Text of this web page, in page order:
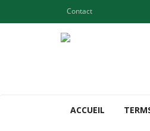
Contact
ACCUEIL